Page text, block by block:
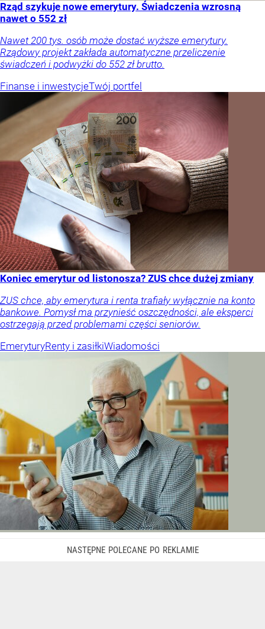
Rząd szykuje nowe emerytury. Świadczenia wzrosną
nawet o 552 zł
Nawet 200 tys. osób może dostać wyższe emerytury.
Rządowy projekt zakłada automatyczne przeliczenie
świadczeń i podwyżki do 552 zł brutto.
Finanse i inwestycjeTwój portfel
Koniec emerytur od listonosza? ZUS chce dużej zmiany
ZUS chce, aby emerytura i renta trafiały wyłącznie na konto
bankowe. Pomysł ma przynieść oszczędności, ale eksperci
ostrzegają przed problemami części seniorów.
EmeryturyRenty i zasiłkiWiadomości